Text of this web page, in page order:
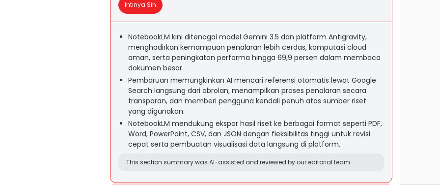
Intinya Sih
NotebookLM kini ditenagai model Gemini 3.5 dan platform Antigravity,
menghadirkan kemampuan penalaran lebih cerdas, komputasi cloud
aman, serta peningkatan performa hingga 69,9 persen dalam membaca
dokumen besar.
Pembaruan memungkinkan AI mencari referensi otomatis lewat Google
Search langsung dari obrolan, menampilkan proses penalaran secara
transparan, dan memberi pengguna kendali penuh atas sumber riset
yang digunakan.
NotebookLM mendukung ekspor hasil riset ke berbagai format seperti PDF,
Word, PowerPoint, CSV, dan JSON dengan fleksibilitas tinggi untuk revisi
cepat serta pembuatan visualisasi data langsung di platform.
This section summary was AI-assisted and reviewed by our editorial team.